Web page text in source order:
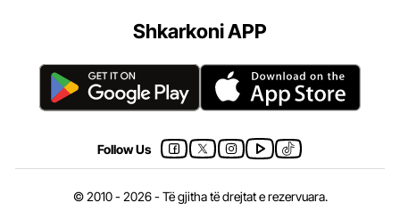
Shkarkoni APP
Follow Us
© 2010 - 2026 - Të gjitha të drejtat e rezervuara.